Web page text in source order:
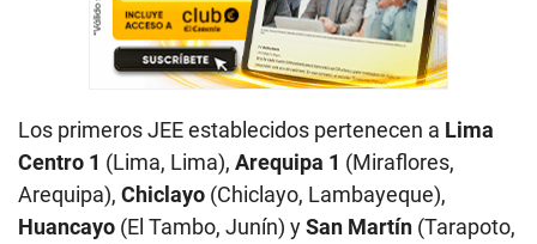
Los primeros JEE establecidos pertenecen a Lima
Centro 1 (Lima, Lima), Arequipa 1 (Miraflores,
Arequipa), Chiclayo (Chiclayo, Lambayeque),
Huancayo (El Tambo, Junín) ySan Martín (Tarapoto,